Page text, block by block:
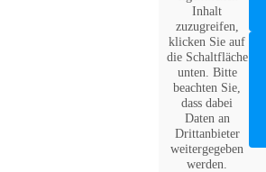
Inhalt
zuzugreifen,
klicken Sie auf
die Schaltfläche
unten. Bitte
beachten Sie,
dass dabei
Daten an
Drittanbieter
weitergegeben
werden.